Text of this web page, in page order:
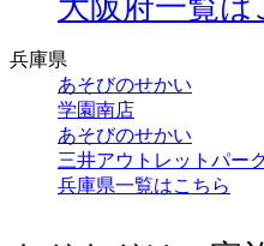
大阪府一覧は
兵庫県
あそびのせかい
学園南店
あそびのせかい
三井アウトレットパー
兵庫県一覧はこちら